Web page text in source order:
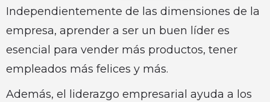
Independientemente de las dimensiones de la
empresa, aprender a ser un buen líder es
esencial para vender más productos, tener
empleados más felices y más.
Además, el liderazgo empresarial ayuda a los